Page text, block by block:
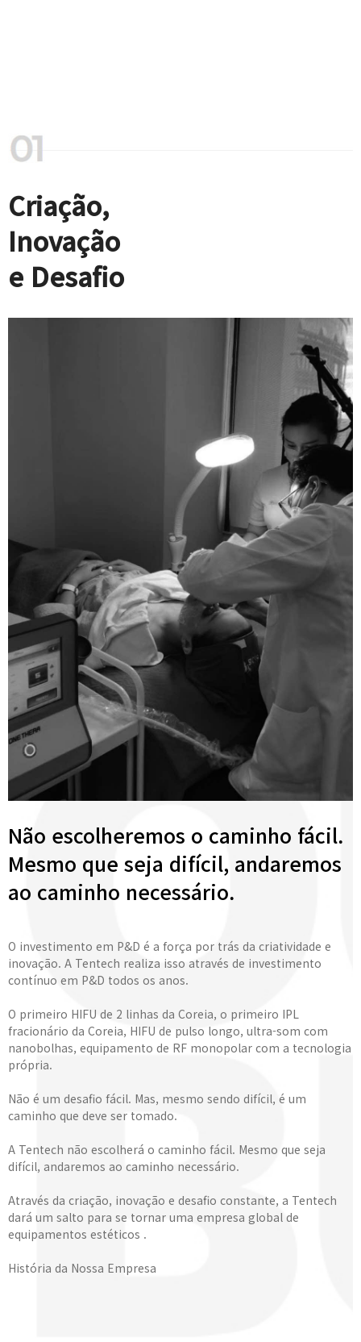
Criação,
Inovação
e Desafio
Não escolheremos o caminho fácil.
Mesmo que seja difícil, andaremos
ao caminho necessário.
O investimento em P&D é a força por trás da criatividade e
inovação. A Tentech realiza isso através de investimento
contínuo em P&D todos os anos.
O primeiro HIFU de 2 linhas da Coreia, o primeiro IPL
fracionário da Coreia, HIFU de pulso longo, ultra-som com
nanobolhas, equipamento de RF monopolar com a tecnologia
própria.
Não é um desafio fácil. Mas, mesmo sendo difícil, é um
caminho que deve ser tomado.
A Tentech não escolherá o caminho fácil. Mesmo que seja
difícil, andaremos ao caminho necessário.
Através da criação, inovação e desafio constante, a Tentech
dará um salto para se tornar uma empresa global de
equipamentos estéticos .
História da Nossa Empresa